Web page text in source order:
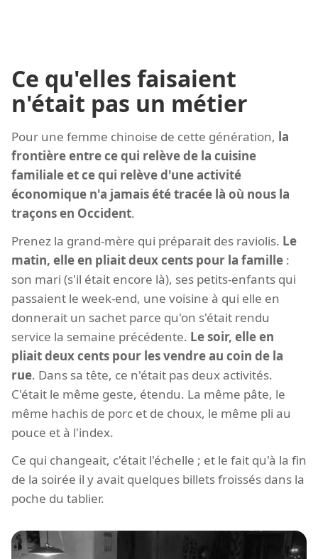
Ce qu'elles faisaient
n'était pas un métier
Pour une femme chinoise de cette génération, la
frontière entre ce qui relève de la cuisine
familiale et ce qui relève d'une activité
économique n'a jamais été tracée là où nous la
traçons en Occident.
Prenez la grand-mère qui préparait des raviolis. Le
matin, elle en pliait deux cents pour la famille :
son mari (s'il était encore là), ses petits-enfants qui
passaient le week-end, une voisine à qui elle en
donnerait un sachet parce qu'on s'était rendu
service la semaine précédente. Le soir, elle en
pliait deux cents pour les vendre au coin de la
rue. Dans sa tête, ce n'était pas deux activités.
C'était le même geste, étendu. La même pâte, le
même hachis de porc et de choux, le même pli au
pouce et à l'index.
Ce qui changeait, c'était l'échelle ; et le fait qu'à la fin
de la soirée il y avait quelques billets froissés dans la
poche du tablier.